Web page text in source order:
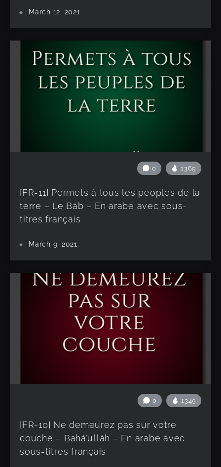
March 12, 2021
0 1369
[FR-11] Permets à tous les peoples de la
terre – Le Báb – En arabe avec sous-
titres français
March 9, 2021
0 1349
[FR-10] Ne demeurez pas sur votre
couche – Bahá’u’lláh – En arabe avec
sous-titres français